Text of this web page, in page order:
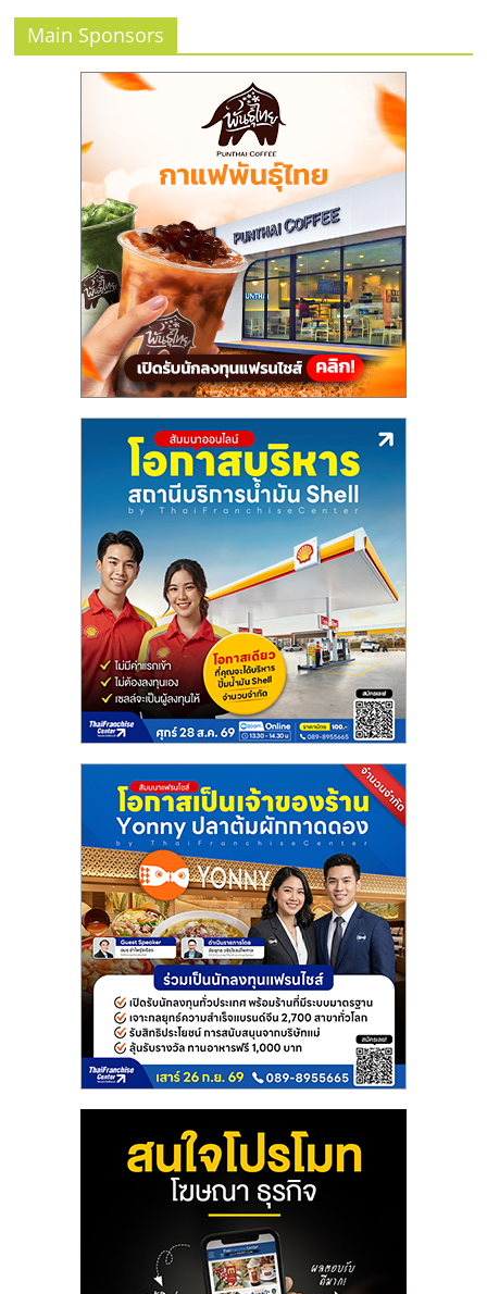
ที่
ปรึกษา
แฟ
ไชส์,
รวม
แฟ
ไชส์
ขาย
แฟ
ไชส์
แฟ
ไชส์
ขาย
หน้า
บ้าน
ลงทุน
Main Sponsors